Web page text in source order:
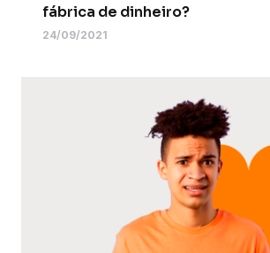
fábrica de dinheiro?
24/09/2021